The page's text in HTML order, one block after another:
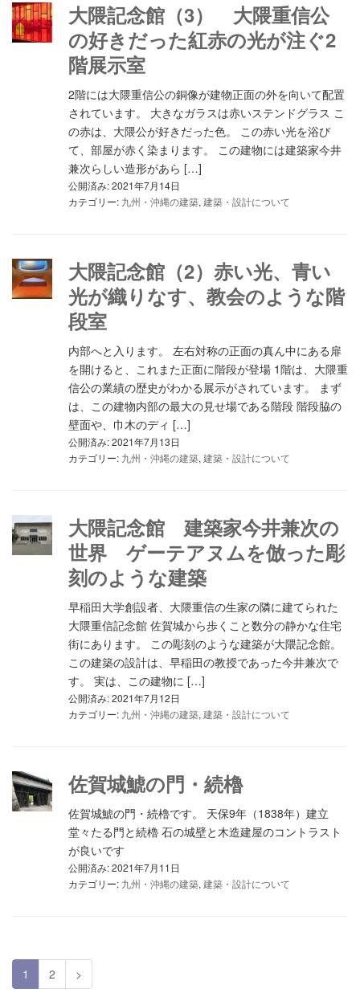
大隈記念館（3） 大隈重信公
の好きだった紅赤の光が注ぐ2
階展示室
2階には大隈重信公の銅像が建物正面の外を向いて配置
されています。 大きなガラスは赤いステンドグラス こ
の赤は、大隈公が好きだった色。 この赤い光を浴び
て、部屋が赤く染まります。 この建物には建築家今井
兼次らしい造形があら […]
公開済み: 2021年7月14日
カテゴリー: 九州・沖縄の建築, 建築・設計について
大隈記念館（2）赤い光、青い
光が織りなす、教会のような階
段室
内部へと入ります。 左右対称の正面の真ん中にある扉
を開けると、これまた正面に階段が登場 1階は、大隈重
信公の業績の歴史がわかる展示がされています。 まず
は、この建物内部の最大の見せ場である階段 階段脇の
壁面や、巾木のディ […]
公開済み: 2021年7月13日
カテゴリー: 九州・沖縄の建築, 建築・設計について
大隈記念館 建築家今井兼次の
世界 ゲーテアヌムを倣った彫
刻のような建築
早稲田大学創設者、大隈重信の生家の隣に建てられた
大隈重信記念館 佐賀城から歩くこと数分の静かな住宅
街にあります。 この彫刻のような建築が大隈記念館。
この建築の設計は、早稲田の教授であった今井兼次で
す。 実は、この建物に […]
公開済み: 2021年7月12日
カテゴリー: 九州・沖縄の建築, 建築・設計について
佐賀城鯱の門・続櫓
佐賀城鯱の門・続櫓です。 天保9年（1838年）建立
堂々たる門と続櫓 石の城壁と木造建屋のコントラスト
が良いです
公開済み: 2021年7月11日
カテゴリー: 九州・沖縄の建築, 建築・設計について
1 2 >